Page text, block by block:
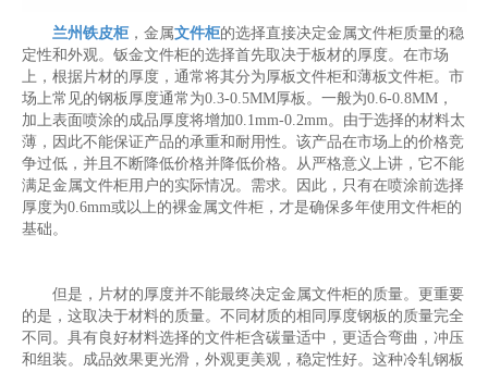
兰州铁皮柜，金属文件柜的选择直接决定金属文件柜质量的稳
定性和外观。钣金文件柜的选择首先取决于板材的厚度。在市场
上，根据片材的厚度，通常将其分为厚板文件柜和薄板文件柜。市
场上常见的钢板厚度通常为0.3-0.5MM厚板。一般为0.6-0.8MM，
加上表面喷涂的成品厚度将增加0.1mm-0.2mm。由于选择的材料太
薄，因此不能保证产品的承重和耐用性。该产品在市场上的价格竞
争过低，并且不断降低价格并降低价格。从严格意义上讲，它不能
满足金属文件柜用户的实际情况。需求。因此，只有在喷涂前选择
厚度为0.6mm或以上的裸金属文件柜，才是确保多年使用文件柜的
基础。
但是，片材的厚度并不能最终决定金属文件柜的质量。更重要
的是，这取决于材料的质量。不同材质的相同厚度钢板的质量完全
不同。具有良好材料选择的文件柜含碳量适中，更适合弯曲，冲压
和组装。成品效果更光滑，外观更美观，稳定性好。这种冷轧钢板